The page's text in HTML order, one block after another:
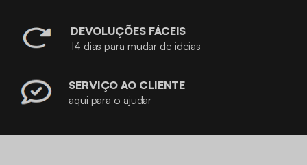
DEVOLUÇÕES FÁCEIS
14 dias para mudar de ideias
SERVIÇO AO CLIENTE
aqui para o ajudar